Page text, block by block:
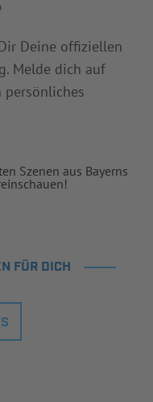
Deine offiziellen
Melde dich auf
persönliches
Szenen aus Bayerns
FÜR DICH